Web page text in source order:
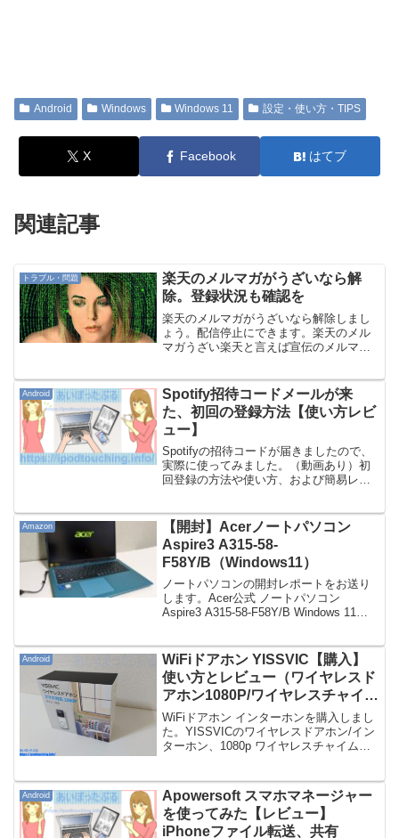
Android Windows Windows 11 設定・使い方・TIPS
X Facebook はてブ
関連記事
トラブル・問題
楽天のメルマガがうざいなら解
除。登録状況も確認を
楽天のメルマガがうざいなら解除しまし
ょう。配信停止にできます。楽天のメル
マガうざい楽天と言えば宣伝のメルマガ
ガがうざいと感じるなら解除したほうが
いいでしょう。解除とは配...
Android
Spotify招待コードメールが来
た、初回の登録方法【使い方レビ
ュー】
Spotifyの招待コードが届きましたので、
実際に使ってみました。（動画あり）初
回登録の方法や使い方、および簡易レビ
版が開始。詳しくは前回の記事に...
Amazon
【開封】Acerノートパソコン
Aspire3 A315-58-
F58Y/B（Windows11）
ノートパソコンの開封レポートをお送り
します。Acer公式 ノートパソコン
Aspire3 A315-58-F58Y/B Windows 11
Android
WiFiドアホン YISSVIC【購入】
使い方とレビュー（ワイヤレスド
アホン1080P/ワイヤレスチャイ
ム）
WiFiドアホン インターホンを購入しまし
た。YISSVICのワイヤレスドアホン/イン
ターホン、1080p ワイヤレスチャイムの
い記事があります。2年4か月使った...
Android
Apowersoft スマホマネージャー
を使ってみた【レビュー】
iPhoneファイル転送、共有